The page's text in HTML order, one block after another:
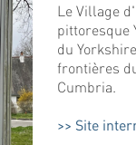
Le Village
pittoresque
du
frontières
Cumbria.
Site